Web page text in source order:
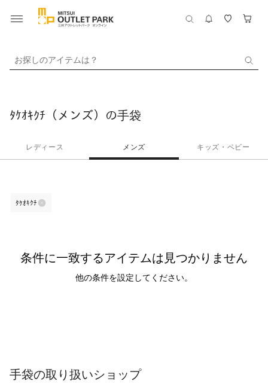
お探しのアイテムは？
ﾀｹｵｷｸﾁ（メンズ）の手袋
レディース メンズ キッズ・ベビー
ﾀｹｵｷｸﾁ
条件に一致するアイテムは見つかりません
他の条件を設定してください。
手袋の取り扱いショップ